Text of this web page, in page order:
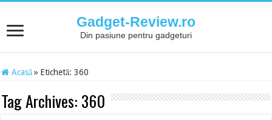
Gadget-Review.ro
Din pasiune pentru gadgeturi
Acasă » Etichetă:360
Tag Archives: 360